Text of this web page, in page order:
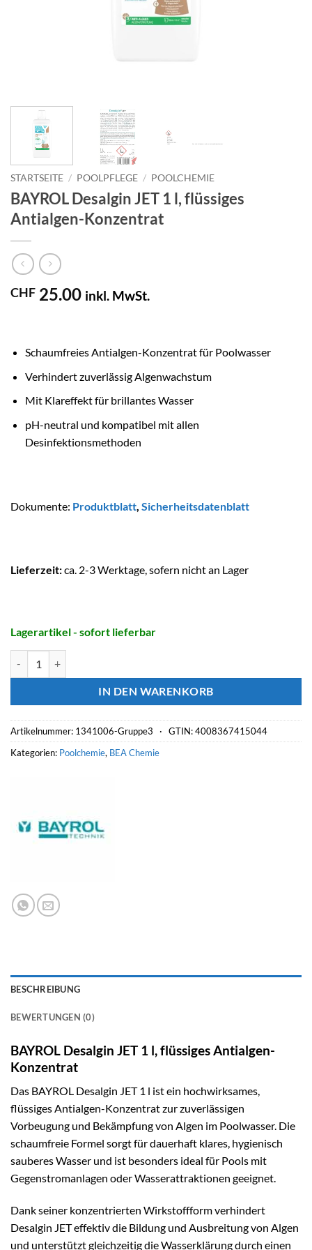
STARTSEITE / POOLPFLEGE / POOLCHEMIE
BAYROL Desalgin JET 1 l, flüssiges
Antialgen-Konzentrat
CHF 25.00 inkl. MwSt.
Schaumfreies Antialgen-Konzentrat für Poolwasser
Verhindert zuverlässig Algenwachstum
Mit Klareffekt für brillantes Wasser
pH-neutral und kompatibel mit allen
Desinfektionsmethoden
Dokumente: Produktblatt Sicherheitsdatenblatt
Lieferzeit:ca. 2-3 Werktage, sofern nicht an Lager
Lagerartikel - sofort lieferbar
IN DEN WARENKORB
Artikelnummer: 1341006-Gruppe3 · GTIN: 4008367415044
Kategorien: Poolchemie, BEA Chemie
BESCHREIBUNG
BEWERTUNGEN (0)
BAYROL Desalgin JET 1 l, flüssiges Antialgen-
Konzentrat
Das BAYROL Desalgin JET 1 l ist ein hochwirksames,
flüssiges Antialgen-Konzentrat zur zuverlässigen
Vorbeugung und Bekämpfung von Algen im Poolwasser. Die
schaumfreie Formel sorgt für dauerhaft klares, hygienisch
sauberes Wasser und ist besonders ideal für Pools mit
Gegenstromanlagen oder Wasserattraktionen geeignet.
Dank seiner konzentrierten Wirkstoffform verhindert
Desalgin JET effektiv die Bildung und Ausbreitung von Algen
und unterstützt gleichzeitig die Wasserklärung durch einen